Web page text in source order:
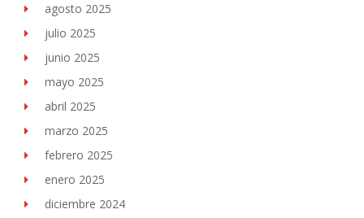
agosto 2025
julio 2025
junio 2025
mayo 2025
abril 2025
marzo 2025
febrero 2025
enero 2025
diciembre 2024